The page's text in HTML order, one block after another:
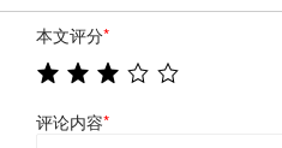
本文评分*
评论内容*